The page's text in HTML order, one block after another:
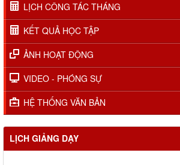
LỊCH CÔNG TÁC THÁNG
KẾT QUẢ HỌC TẬP
ẢNH HOẠT ĐỘNG
VIDEO - PHÓNG SỰ
HỆ THỐNG VĂN BẢN
LỊCH GIẢNG DẠY